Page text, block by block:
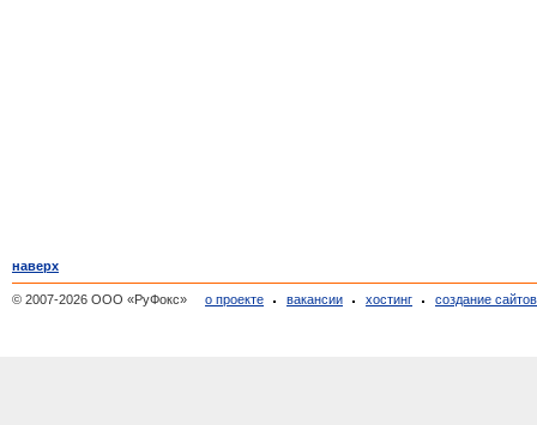
наверх
© 2007-2026 ООО «РуФокс» о проекте вакансии хостинг создание сайтов